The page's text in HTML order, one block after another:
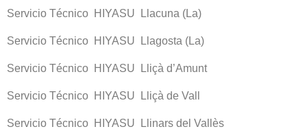
Servicio Técnico HIYASU Llacuna (La)
Servicio Técnico HIYASU Llagosta (La)
Servicio Técnico HIYASU Lliçà d’Amunt
Servicio Técnico HIYASU Lliçà de Vall
Servicio Técnico HIYASU Llinars del Vallès